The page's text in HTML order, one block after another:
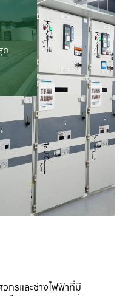
ด
กรและช่างไฟฟ้าที่มี